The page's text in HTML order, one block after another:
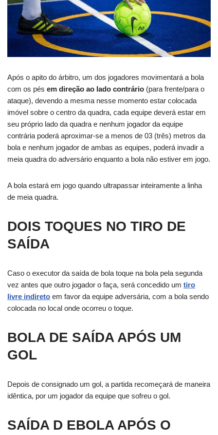
Após o apito do árbitro, um dos jogadores movimentará a bola
com os pés em direção ao lado contrário (para frente/para o
ataque), devendo a mesma nesse momento estar colocada
imóvel sobre o centro da quadra, cada equipe deverá estar em
seu próprio lado da quadra e nenhum jogador da equipe
contrária poderá aproximar-se a menos de 03 (três) metros da
bola e nenhum jogador de ambas as equipes, poderá invadir a
meia quadra do adversário enquanto a bola não estiver em jogo.
A bola estará em jogo quando ultrapassar inteiramente a linha
de meia quadra.
DOIS TOQUES NO TIRO DE
SAÍDA
Caso o executor da saída de bola toque na bola pela segunda
vez antes que outro jogador o faça, será concedido um tiro
livre indireto em favor da equipe adversária, com a bola sendo
colocada no local onde ocorreu o toque.
BOLA DE SAÍDA APÓS UM
GOL
Depois de consignado um gol, a partida recomeçará de maneira
idêntica, por um jogador da equipe que sofreu o gol.
SAÍDA D EBOLA APÓS O